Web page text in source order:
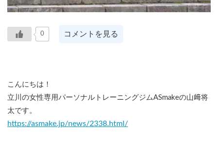
0 コメントを見る
こんにちは！
立川の女性専用パーソナルトレーニングジムASmakeの山﨑将
太です。
https://asmake.jp/news/2338.html/